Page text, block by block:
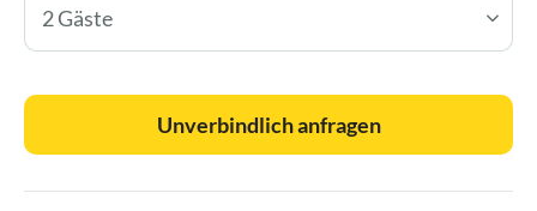
2 Gäste
Unverbindlich anfragen